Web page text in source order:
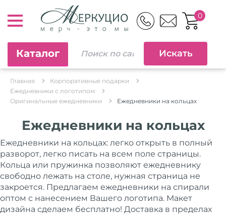
0
Каталог
Главная
Корпоративные подарки
Ежедневники c логотипом
Оригинальные ежедневники
Ежедневники на кольцах
Ежедневники на кольцах
Ежедневники на кольцах: легко открыть в полный
разворот, легко писать на всем поле страницы.
Кольца или пружинка позволяют ежедневнику
свободно лежать на столе, нужная страница не
закроется. Предлагаем ежедневники на спирали
оптом с нанесением Вашего логотипа. Макет
дизайна сделаем бесплатно! Доставка в пределах